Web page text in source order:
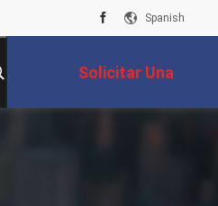
Spanish
Solicitar Una
Cotización